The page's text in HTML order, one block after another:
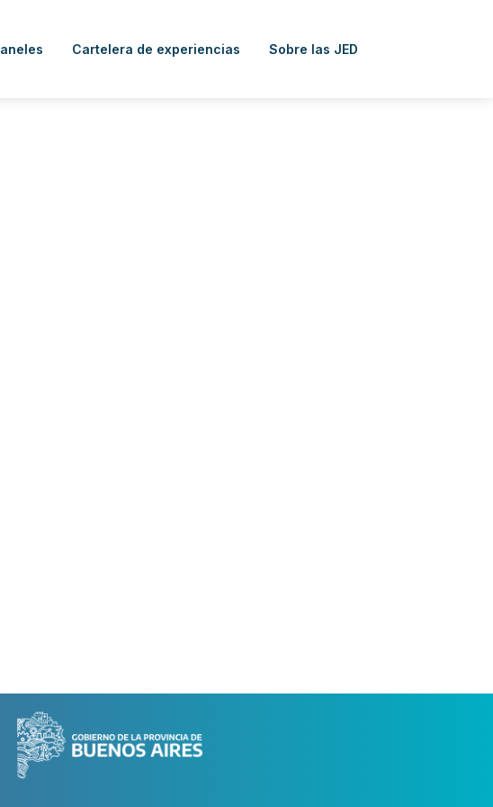
Cartelera de experiencias Sobre las JED